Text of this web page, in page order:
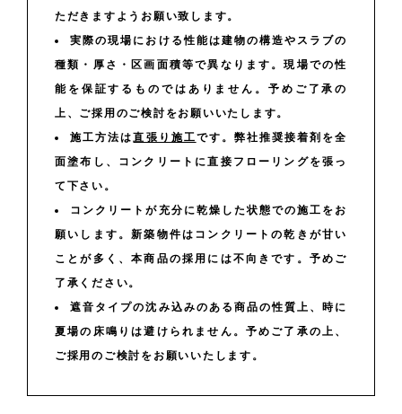
ただきますようお願い致します。
実際の現場における性能は建物の構造やスラブの
種類・厚さ・区画面積等で異なります。現場での性
能を保証するものではありません。予めご了承の
上、ご採用のご検討をお願いいたします。
施工方法は直張り施工です。弊社推奨接着剤を全
面塗布し、コンクリートに直接フローリングを張っ
て下さい。
コンクリートが充分に乾燥した状態での施工をお
願いします。新築物件はコンクリートの乾きが甘い
ことが多く、本商品の採用には不向きです。予めご
了承ください。
遮音タイプの沈み込みのある商品の性質上、時に
夏場の床鳴りは避けられません。予めご了承の上、
ご採用のご検討をお願いいたします。